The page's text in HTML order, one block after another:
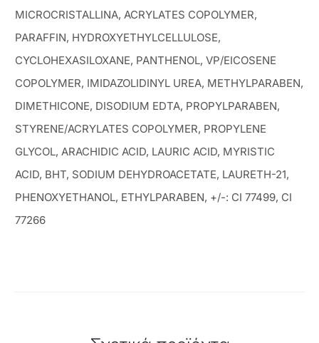
MICROCRISTALLINA, ACRYLATES COPOLYMER,
PARAFFIN, HYDROXYETHYLCELLULOSE,
CYCLOHEXASILOXANE, PANTHENOL, VP/EICOSENE
COPOLYMER, IMIDAZOLIDINYL UREA, METHYLPARABEN,
DIMETHICONE, DISODIUM EDTA, PROPYLPARABEN,
STYRENE/ACRYLATES COPOLYMER, PROPYLENE
GLYCOL, ARACHIDIC ACID, LAURIC ACID, MYRISTIC
ACID, BHT, SODIUM DEHYDROACETATE, LAURETH-21,
PHENOXYETHANOL, ETHYLPARABEN, +/-: CI 77499, CI
77266